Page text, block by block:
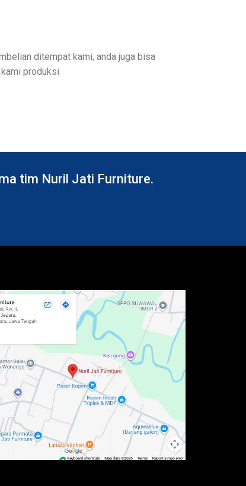
ditempat kami, anda juga bisa
produksi
tim Nuril Jati Furniture.